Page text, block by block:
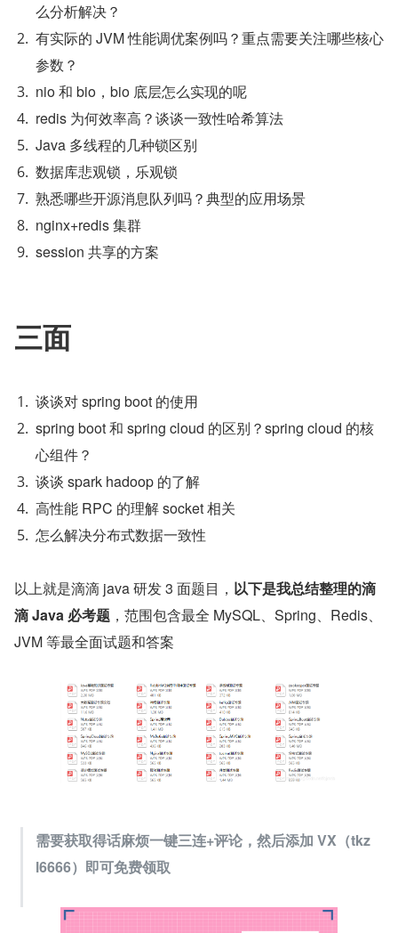
么分析解决？
有实际的 JVM 性能调优案例吗？重点需要关注哪些核心
参数？
nio 和 bio，bio 底层怎么实现的呢
redis 为何效率高？谈谈一致性哈希算法
Java 多线程的几种锁区别
数据库悲观锁，乐观锁
熟悉哪些开源消息队列吗？典型的应用场景
nginx+redis 集群
session 共享的方案
三面
谈谈对 spring boot 的使用
spring boot 和 spring cloud 的区别？spring cloud 的核
心组件？
谈谈 spark hadoop 的了解
高性能 RPC 的理解 socket 相关
怎么解决分布式数据一致性
以上就是滴滴 java 研发 3 面题目， 以下是我总结整理的滴
滴 Java 必考题 ，范围包含最全 MySQL、Spring、Redis、
JVM 等最全面试题和答案
需要获取得话麻烦一键三连+评论，然后添加 VX（tkz
l6666）即可免费领取